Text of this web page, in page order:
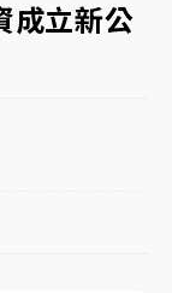
大雨特報、各
成立新公